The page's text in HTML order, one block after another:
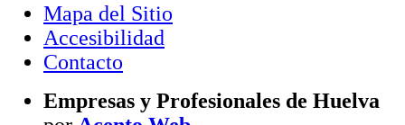
Mapa del Sitio
Accesibilidad
Contacto
Empresas y Profesionales de Huelva